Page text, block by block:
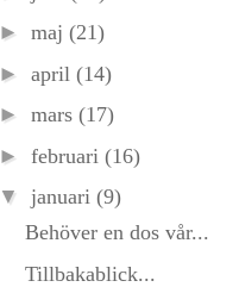
► maj (21)
► april (14)
► mars (17)
► februari (16)
▼ januari (9)
Behöver en dos vår...
Tillbakablick...